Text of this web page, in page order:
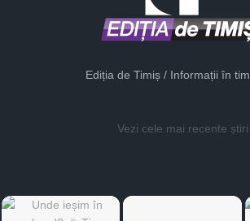
Ediția de Timiș / Informații în
Vezi cele mai recente știri